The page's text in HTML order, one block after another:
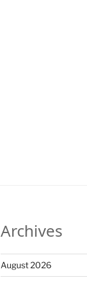
Archives
August 2026